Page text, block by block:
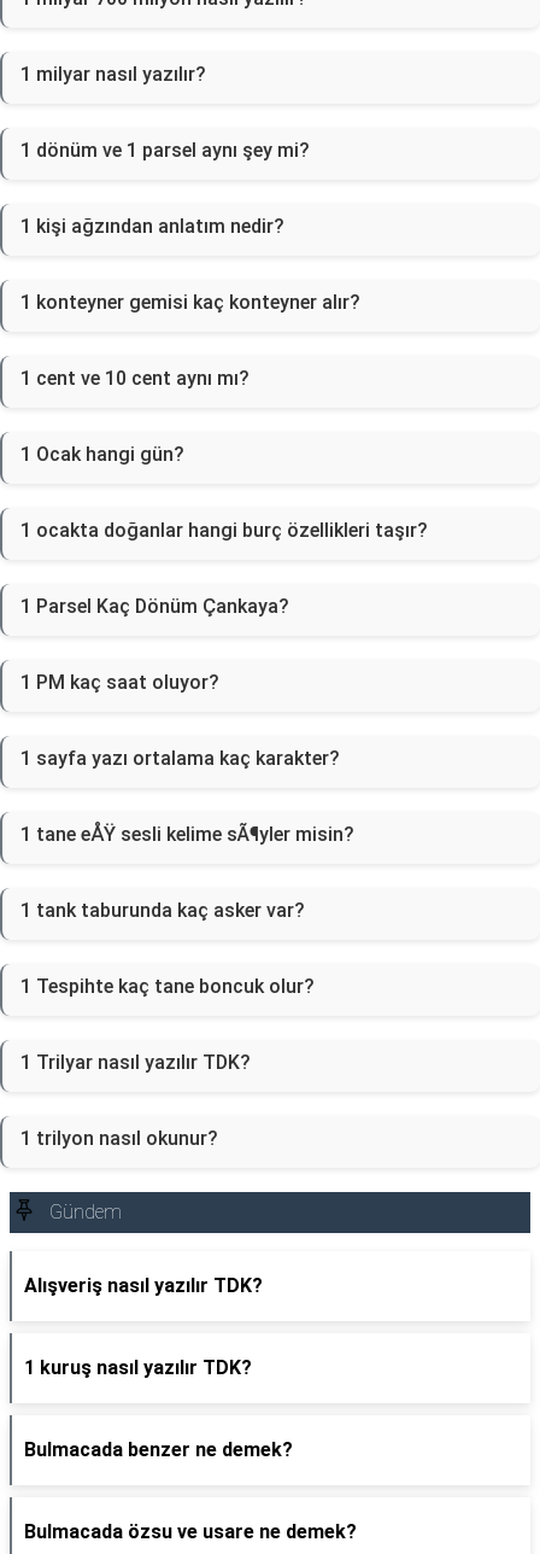
1 milyar nasıl yazılır?
1 dönüm ve 1 parsel aynı şey mi?
1 kişi ağzından anlatım nedir?
1 konteyner gemisi kaç konteyner alır?
1 cent ve 10 cent aynı mı?
1 Ocak hangi gün?
1 ocakta doğanlar hangi burç özellikleri taşır?
1 Parsel Kaç Dönüm Çankaya?
1 PM kaç saat oluyor?
1 sayfa yazı ortalama kaç karakter?
1 tane eÅŸ sesli kelime sÃ¶yler misin?
1 tank taburunda kaç asker var?
1 Tespihte kaç tane boncuk olur?
1 Trilyar nasıl yazılır TDK?
1 trilyon nasıl okunur?
Gündem
Alışveriş nasıl yazılır TDK?
1 kuruş nasıl yazılır TDK?
Bulmacada benzer ne demek?
Bulmacada özsu ve usare ne demek?